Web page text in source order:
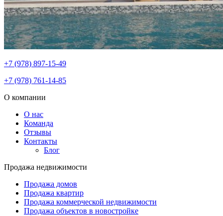
+7 (978) 897-15-49
+7 (978) 761-14-85
О компании
О нас
Команда
Отзывы
Контакты
Блог
Продажа недвижимости
Продажа домов
Продажа квартир
Продажа коммерческой недвижимости
Продажа объектов в новостройке